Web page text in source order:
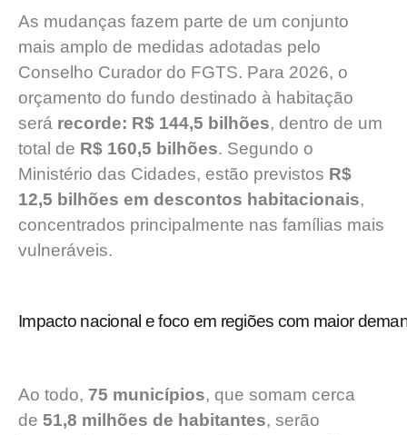
As mudanças fazem parte de um conjunto
mais amplo de medidas adotadas pelo
Conselho Curador do FGTS. Para 2026, o
orçamento do fundo destinado à habitação
será recorde: R$ 144,5 bilhões, dentro de um
total de R$ 160,5 bilhões. Segundo o
Ministério das Cidades, estão previstos R$
12,5 bilhões em descontos habitacionais,
concentrados principalmente nas famílias mais
vulneráveis.
Impacto nacional e foco em regiões com maior
Ao todo, 75 municípios, que somam cerca
de 51,8 milhões de habitantes, serão